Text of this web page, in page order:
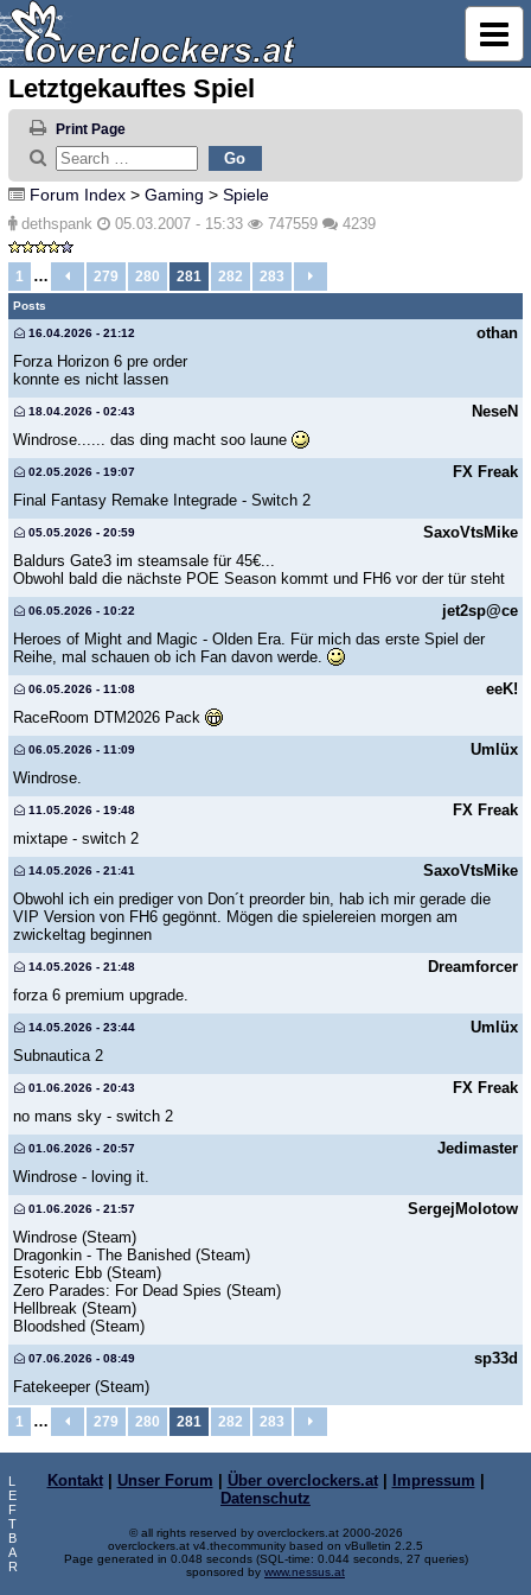
Letztgekauftes Spiel
Print Page
Forum Index > Gaming > Spiele
dethspank 05.03.2007 - 15:33 747559 4239
1 … 279 280 281 282 283
Posts
othan
16.04.2026 - 21:12
Forza Horizon 6 pre order
konnte es nicht lassen
NeseN
18.04.2026 - 02:43
Windrose...... das ding macht soo laune
FX Freak
02.05.2026 - 19:07
Final Fantasy Remake Integrade - Switch 2
SaxoVtsMike
05.05.2026 - 20:59
Baldurs Gate3 im steamsale für 45€...
Obwohl bald die nächste POE Season kommt und FH6 vor der tür steht
jet2sp@ce
06.05.2026 - 10:22
Heroes of Might and Magic - Olden Era. Für mich das erste Spiel der
Reihe, mal schauen ob ich Fan davon werde.
eeK!
06.05.2026 - 11:08
RaceRoom DTM2026 Pack
Umlüx
06.05.2026 - 11:09
Windrose.
FX Freak
11.05.2026 - 19:48
mixtape - switch 2
SaxoVtsMike
14.05.2026 - 21:41
Obwohl ich ein prediger von Don´t preorder bin, hab ich mir gerade die
VIP Version von FH6 gegönnt. Mögen die spielereien morgen am
zwickeltag beginnen
Dreamforcer
14.05.2026 - 21:48
forza 6 premium upgrade.
Umlüx
14.05.2026 - 23:44
Subnautica 2
FX Freak
01.06.2026 - 20:43
no mans sky - switch 2
Jedimaster
01.06.2026 - 20:57
Windrose - loving it.
SergejMolotow
01.06.2026 - 21:57
Windrose (Steam)
Dragonkin - The Banished (Steam)
Esoteric Ebb (Steam)
Zero Parades: For Dead Spies (Steam)
Hellbreak (Steam)
Bloodshed (Steam)
sp33d
07.06.2026 - 08:49
Fatekeeper (Steam)
1 … 279 280 281 282 283
L
E
F
T
B
A
R
Kontakt| Unser Forum Über overclockers.at| Impressum
Datenschutz
© all rights reserved by overclockers.at 2000-2026
overclockers.at v4.thecommunity based on vBulletin 2.2.5
Page generated in 0.048 seconds (SQL-time: 0.044 seconds, 27 queries)
sponsored by www.nessus.at